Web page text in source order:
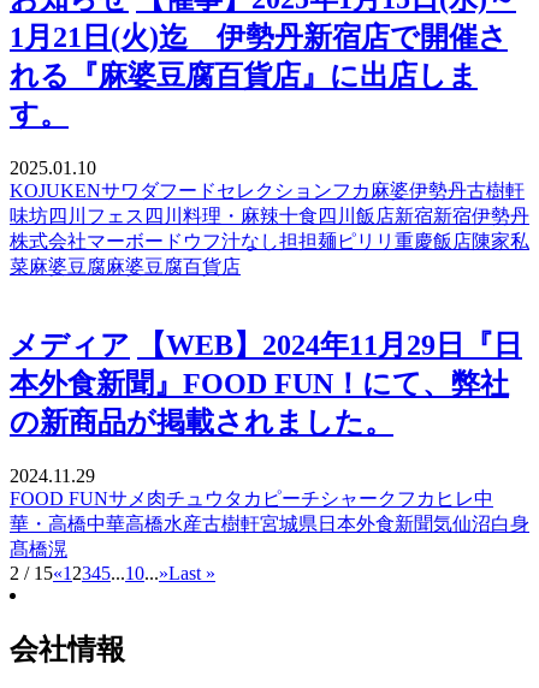
1月21日(火)迄 伊勢丹新宿店で開催さ
れる『麻婆豆腐百貨店』に出店しま
す。
2025.01.10
KOJUKENサワダフードセレクションフカ麻婆伊勢丹古樹軒
味坊四川フェス 四川料理・麻辣十食 四川飯店新宿新宿伊勢丹
株式会社マーボードウフ汁なし担担麺ピリリ 重慶飯店陳家私
菜麻婆豆腐麻婆豆腐百貨店
メディア
【WEB】2024年11月29日『日
本外食新聞』FOOD FUN！にて、弊社
の新商品が掲載されました。
2024.11.29
FOOD FUNサメ肉チュウタカ ピーチシャークフカヒレ中
華・高橋中華高橋水産古樹軒宮城県 日本外食新聞気仙沼白身
髙橋滉
2 / 15«1 2345...10...»Last »
会社情報